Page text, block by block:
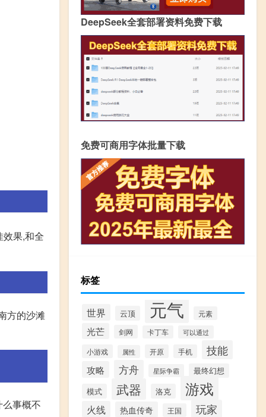
果,和全
方的沙滩
事概不
DeepSeek全套部署资料免费下载
免费可商用字体批量下载
标签
世界 云顶 元气 元素
光芒 剑网 卡丁车 可以通过
小游戏 属性 开原 手机 技能
攻略 方舟 星际争霸 最终幻想
模式 武器 洛克 游戏
火线 热血传奇 王国 玩家